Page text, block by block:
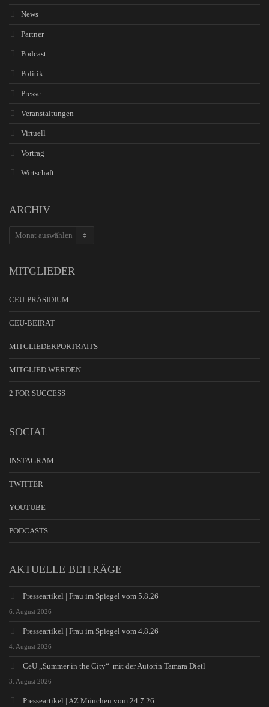
News
Partner
Podcast
Politik
Presse
Veranstaltungen
Virtuell
Vortrag
Wirtschaft
ARCHIV
ARCHIV
MITGLIEDER
CEU-PRÄSIDIUM
CEU-BEIRAT
MITGLIEDERPORTRAITS
MITGLIED WERDEN
2 FOR SUCCESS
SOCIAL
INSTAGRAM
TWITTER
YOUTUBE
PODCASTS
AKTUELLE BEITRÄGE
Presseartikel | Frau im Spiegel vom 5.8.26
6. August 2026
Presseartikel | Frau im Spiegel vom 4.8.26
4. August 2026
CeU „Summer in the City“ mit der Autorin Tamara Dietl
3. August 2026
Presseartikel | AZ München vom 24.7.26